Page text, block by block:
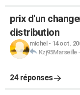
prix d'un
distribution
michel - 14 oct.
Kzj95Marseille-
24 réponses